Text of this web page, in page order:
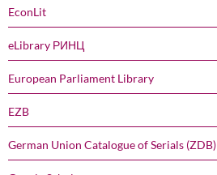
EconLit
eLibrary РИНЦ
European Parliament Library
EZB
German Union Catalogue of Serials (ZDB)